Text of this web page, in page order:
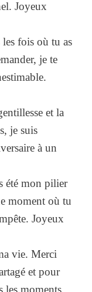
Joyeux
fois où tu as
je te
et la
je suis
à un
été mon pilier
moment où tu
Joyeux
vie. Merci
et pour
les moments